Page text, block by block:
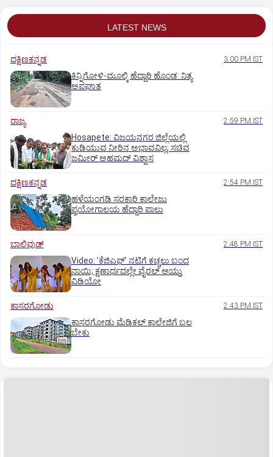
LATEST NEWS
ದಕ್ಷಿಣಕನ್ನಡ 3:00 PM IST
ಕಿನ್ನಿಗೋಳಿ-ಮೂಲ್ಕಿ ಹೆದ್ದಾರಿ ಹೊಂಡ: ನಿತ್ಯ
ಅಪಘಾತ
ರಾಜ್ಯ 2:59 PM IST
Hosapete: ವಿಜಯನಗರ ಜಿಲ್ಲೆಯಲ್ಲಿ
ಕುಡಿಯುವ ನೀರಿನ ಅಭಾವವಿಲ್ಲ; ಸಚಿವ
ಜಮೀರ್ ಅಹಮದ್ ವಿಶ್ವಾಸ
ದಕ್ಷಿಣಕನ್ನಡ 2:54 PM IST
ಹಳೆಯಂಗಡಿ ಸರಕಾರಿ ಕಾಲೇಜು
ಪ್ರಯೋಗಾಲಯ ಹೆದ್ದಾರಿ ಪಾಲು
ಬಾಲಿವುಡ್‌ 2:48 PM IST
Video: ʼಕೆಜಿಎಫ್‌ʼ ನಟಿಗೆ ಕಚ್ಚಲು ಬಂದ
ನಾಯಿ; ಕ್ಷಣಾರ್ಧದಲ್ಲೇ ವೈರಲ್‌ ಆಯ್ತು
ವಿಡಿಯೋ
ಕಾಸರಗೋಡು 2:43 PM IST
ಕಾಸರಗೋಡು ಮೆಡಿಕಲ್‌ ಕಾಲೇಜಿಗೆ ಬಲ
ಬೇಕು